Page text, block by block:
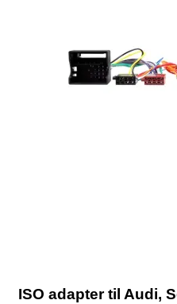
ISO adapter til Audi,